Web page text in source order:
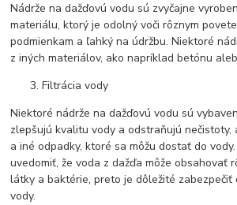
Nádrže na dažďovú vodu sú zvyčajne
materiálu, ktorý je odolný voči rôznym
podmienkam a ľahký na údržbu. Niektoré
z iných materiálov, ako napríklad betónu
Filtrácia vody
Niektoré nádrže na dažďovú vodu sú
zlepšujú kvalitu vody a odstraňujú nečistoty,
a iné odpadky, ktoré sa môžu dostať do
uvedomiť, že voda z dažďa môže obsahovať
látky a baktérie, preto je dôležité
vody.